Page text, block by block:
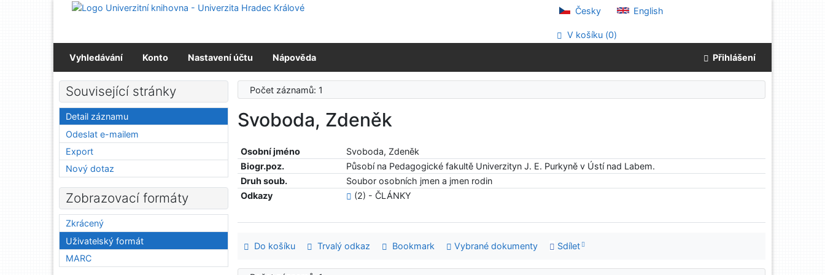
Přejít na obsah
Česky English
V košíku (0)
Vyhledávání Konto Nastavení účtu Nápověda Přihlášení
Počet záznamů: 1
Svoboda, Zdeněk
Osobní jméno
Svoboda, Zdeněk
Biogr.poz.
Působí na Pedagogické fakultě Univerzityn J. E. Purkyně v Ústí nad Labem.
Druh soub.
Soubor osobních jmen a jmen rodin
Odkazy
(2) - ČLÁNKY
Do košíku Trvalý odkaz Bookmark Vybrané dokumenty Sdílet
Související stránky
Detail záznamu
Odeslat e-mailem
Export
Nový dotaz
Zobrazovací formáty
Zkrácený
Uživatelský formát
MARC